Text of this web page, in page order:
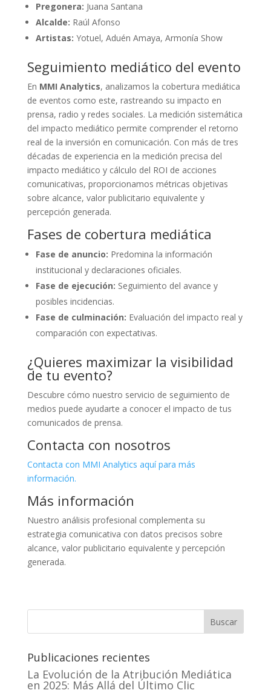
Pregonera: Juana Santana
Alcalde: Raúl Afonso
Artistas: Yotuel, Aduén Amaya, Armonía Show
Seguimiento mediático del evento
En MMI Analytics, analizamos la cobertura mediática
de eventos como este, rastreando su impacto en
prensa, radio y redes sociales. La medición sistemática
del impacto mediático permite comprender el retorno
real de la inversión en comunicación. Con más de tres
décadas de experiencia en la medición precisa del
impacto mediático y cálculo del ROI de acciones
comunicativas, proporcionamos métricas objetivas
sobre alcance, valor publicitario equivalente y
percepción generada.
Fases de cobertura mediática
Fase de anuncio: Predomina la información
institucional y declaraciones oficiales.
Fase de ejecución: Seguimiento del avance y
posibles incidencias.
Fase de culminación: Evaluación del impacto real y
comparación con expectativas.
¿Quieres maximizar la visibilidad
de tu evento?
Descubre cómo nuestro servicio de seguimiento de
medios puede ayudarte a conocer el impacto de tus
comunicados de prensa.
Contacta con nosotros
Contacta con MMI Analytics aquí para más
información.
Más información
Nuestro análisis profesional complementa su
estrategia comunicativa con datos precisos sobre
alcance, valor publicitario equivalente y percepción
generada.
Buscar
Publicaciones recientes
La Evolución de la Atribución Mediática
en 2025: Más Allá del Último Clic